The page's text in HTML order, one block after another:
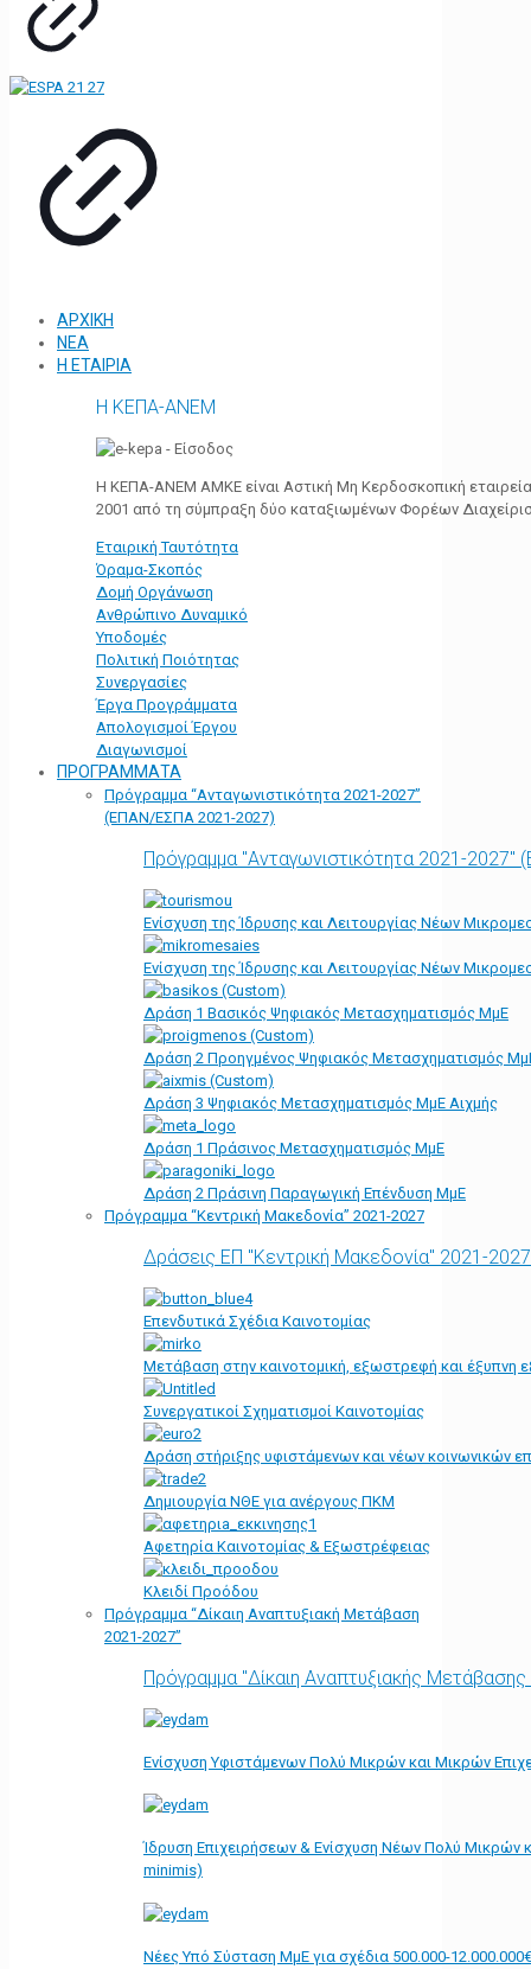
ΑΡΧΙΚΗ
ΝΕΑ
Η ΕΤΑΙΡΙΑ
Η ΚΕΠΑ-ΑΝΕΜ
Η ΚΕΠΑ-ΑΝΕΜ ΑΜΚΕ είναι Αστική Μη Κερδοσκοπική
2001 από τη σύμπραξη δύο καταξιωμένων Φορέων
Εταιρική Ταυτότητα
Όραμα-Σκοπός
Δομή Οργάνωση
Ανθρώπινο Δυναμικό
Υποδομές
Πολιτική Ποιότητας
Συνεργασίες
Έργα Προγράμματα
Απολογισμοί Έργου
Διαγωνισμοί
ΠΡΟΓΡΑΜΜΑΤΑ
Πρόγραμμα “Ανταγωνιστικότητα 2021-2027”
(ΕΠΑΝ/ΕΣΠΑ 2021-2027)
Πρόγραμμα "Ανταγωνιστικότητα 2021-
Ενίσχυση της Ίδρυσης και Λειτουργίας Νέων
Ενίσχυση της Ίδρυσης και Λειτουργίας Νέων
Δράση 1 Βασικός Ψηφιακός Μετασχηματισμός ΜμΕ
Δράση 2 Προηγμένος Ψηφιακός Μετασχηματισμός
Δράση 3 Ψηφιακός Μετασχηματισμός ΜμΕ Αιχμής
Δράση 1 Πράσινος Μετασχηματισμός ΜμΕ
Δράση 2 Πράσινη Παραγωγική Επένδυση ΜμΕ
Πρόγραμμα “Κεντρική Μακεδονία” 2021-2027
Δράσεις ΕΠ "Κεντρική Μακεδονία" 2021-2027
Επενδυτικά Σχέδια Καινοτομίας
Μετάβαση στην καινοτομική, εξωστρεφή και έξυπνη
Συνεργατικοί Σχηματισμοί Καινοτομίας
Δράση στήριξης υφιστάμενων και νέων κοινωνικών
Δημιουργία ΝΘΕ για ανέργους ΠΚΜ
Αφετηρία Kαινοτομίας & Εξωστρέφειας
Κλειδί Προόδου
Πρόγραμμα “Δίκαιη Αναπτυξιακή Μετάβαση
2021-2027”
Πρόγραμμα "Δίκαιη Αναπτυξιακής
Ενίσχυση Υφιστάμενων Πολύ Μικρών και Μικρών
Ίδρυση Επιχειρήσεων & Ενίσχυση Νέων Πολύ Μικρών
minimis)
Νέες Υπό Σύσταση ΜμΕ για σχέδια 500.000-